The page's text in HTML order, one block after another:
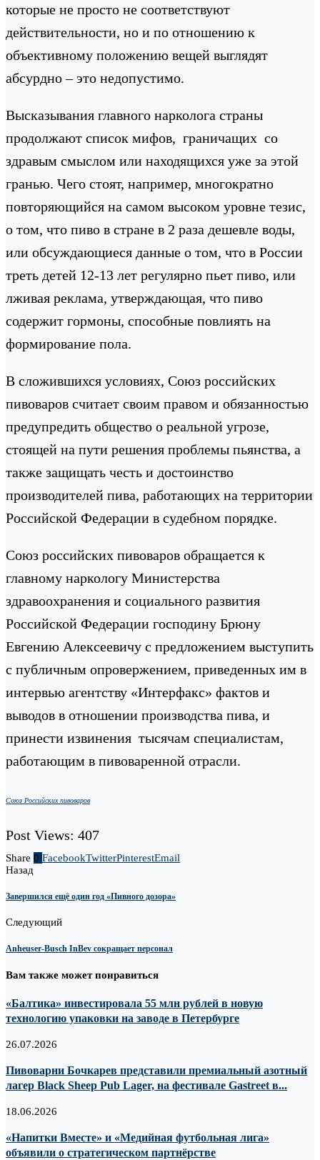
которые не просто не соответствуют
действительности, но и по отношению к
объективному положению вещей выглядят
абсурдно – это недопустимо.
Высказывания главного нарколога страны
продолжают список мифов, граничащих со
здравым смыслом или находящихся уже за этой
гранью. Чего стоят, например, многократно
повторяющийся на самом высоком уровне тезис,
о том, что пиво в стране в 2 раза дешевле воды,
или обсуждающиеся данные о том, что в России
треть детей 12-13 лет регулярно пьет пиво, или
лживая реклама, утверждающая, что пиво
содержит гормоны, способные повлиять на
формирование пола.
В сложившихся условиях, Союз российских
пивоваров считает своим правом и обязанностью
предупредить общество о реальной угрозе,
стоящей на пути решения проблемы пьянства, а
также защищать честь и достоинство
производителей пива, работающих на территории
Российской Федерации в судебном порядке.
Союз российских пивоваров обращается к
главному наркологу Министерства
здравоохранения и социального развития
Российской Федерации господину Брюну
Евгению Алексеевичу с предложением выступить
с публичным опровержением, приведенных им в
интервью агентству «Интерфакс» фактов и
выводов в отношении производства пива, и
принести извинения тысячам специалистам,
работающим в пивоваренной отрасли.
Союз Российских пивоваров
Post Views: 407
Share 0 FacebookTwitterPinterestEmail
Назад
Завершился ещё один год «Пивного дозора»
Следующий
Anheuser-Busch InBev сокращает персонал
Вам также может понравиться
«Балтика» инвестировала 55 млн рублей в новую
технологию упаковки на заводе в Петербурге
26.07.2026
Пивоварни Бочкарев представили премиальный азотный
лагер Black Sheep Pub Lager, на фестивале Gastreet в...
18.06.2026
«Напитки Вместе» и «Медийная футбольная лига»
объявили о стратегическом партнёрстве